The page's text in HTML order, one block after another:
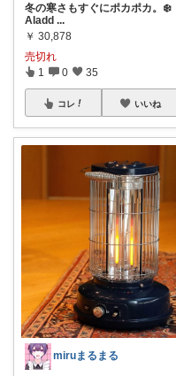
冬の寒さもすぐにポカポカ。❄️
Aladd ...
￥ 30,878
売切れ
1 0 35
コレ いいね
miruまるまる